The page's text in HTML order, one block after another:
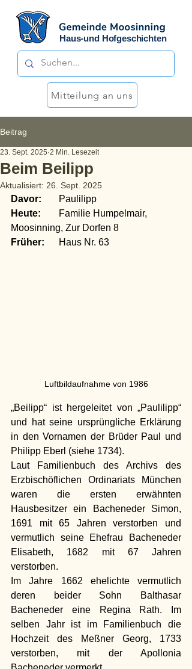
Haus-und Hofgeschichten
Mitteilung an uns
Beitrag
Beim Beilipp
23. Sept. 2025 2 Min. Lesezeit
Aktualisiert: 26. Sept. 2025
Davor:
	Paulilipp
Heute:
Moosinning, Zur Dorfen 8
Früher:
	Haus Nr. 63
Luftbildaufnahme von 1986
„Beilipp“ ist hergeleitet von „Paulilipp“
und hat seine ursprüngliche Erklärung
in den Vornamen der Brüder Paul und
Philipp Eberl (siehe 1734).
Laut Familienbuch des Archivs des
Erzbischöflichen Ordinariats München
waren die ersten erwähnten
Hausbesitzer ein Bacheneder Simon,
1691 mit 65 Jahren verstorben und
vermutlich seine Ehefrau Bacheneder
Elisabeth, 1682 mit 67 Jahren
verstorben.
Im Jahre 1662 ehelichte vermutlich
deren beider Sohn Balthasar
Bacheneder eine Regina Rath. Im
selben Jahr ist im Familienbuch die
Hochzeit des Meßner Georg, 1733
verstorben, mit der Apollonia